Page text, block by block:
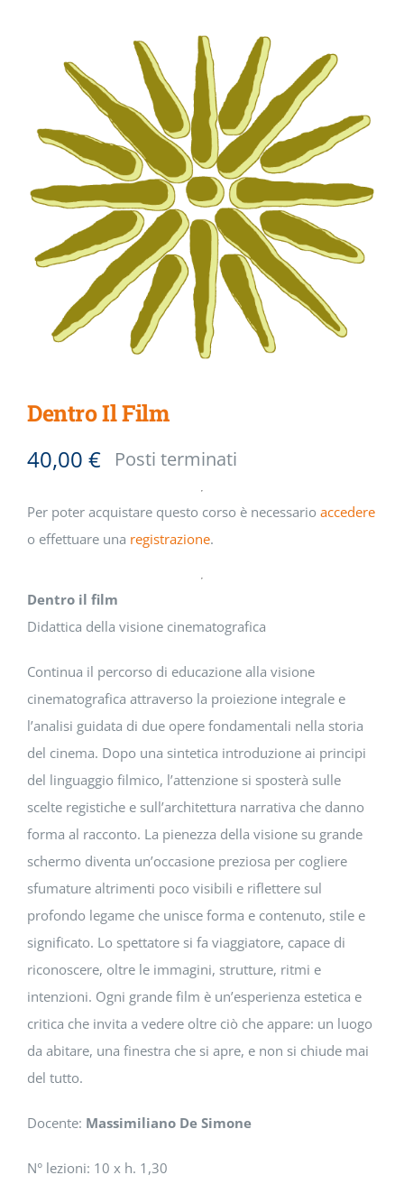
ATTIVITÀ EDITORIALE
Dentro Il Film
40,00 € Posti terminati
Per poter acquistare questo corso è necessario accedere
o effettuare una registrazione.
Dentro il film
Didattica della visione cinematografica
Continua il percorso di educazione alla visione
cinematografica attraverso la proiezione integrale e
l’analisi guidata di due opere fondamentali nella storia
del cinema. Dopo una sintetica introduzione ai principi
del linguaggio filmico, l’attenzione si sposterà sulle
scelte registiche e sull’architettura narrativa che danno
forma al racconto. La pienezza della visione su grande
schermo diventa un’occasione preziosa per cogliere
sfumature altrimenti poco visibili e riflettere sul
profondo legame che unisce forma e contenuto, stile e
significato. Lo spettatore si fa viaggiatore, capace di
riconoscere, oltre le immagini, strutture, ritmi e
intenzioni. Ogni grande film è un’esperienza estetica e
critica che invita a vedere oltre ciò che appare: un luogo
da abitare, una finestra che si apre, e non si chiude mai
del tutto.
Docente: Massimiliano De Simone
N° lezioni: 10 x h. 1,30